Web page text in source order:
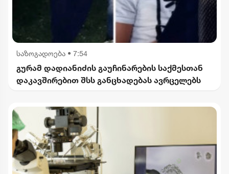
საზოგადოება • 7:54
გურამ დადიანიძის გაუჩინარების საქმესთან
დაკავშირებით შსს განცხადებას ავრცელებს